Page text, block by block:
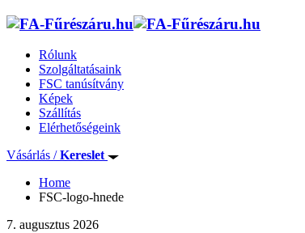
Rólunk
Szolgáltatásaink
FSC tanúsítvány
Képek
Szállítás
Elérhetőségeink
Vásárlás /Kereslet
Home
FSC-logo-hnede
7. augusztus 2026